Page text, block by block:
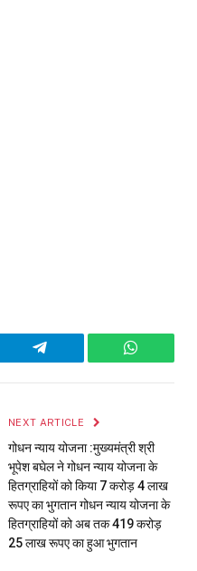
Telegram
NEXT ARTICLE
गोधन न्याय योजना :मुख्यमंत्री श्री
भूपेश बघेल ने गोधन न्याय योजना के
हितग्राहियों को किया 7 करोड़ 4 लाख
रूपए का भुगतान गोधन न्याय योजना के
हितग्राहियों को अब तक 419 करोड़
25 लाख रूपए का हुआ भुगतान